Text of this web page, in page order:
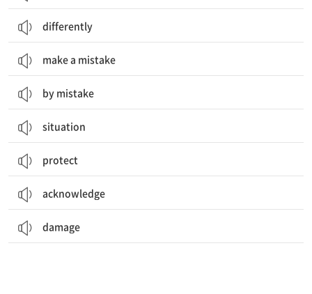
differently
make a mistake
by mistake
situation
protect
acknowledge
damage